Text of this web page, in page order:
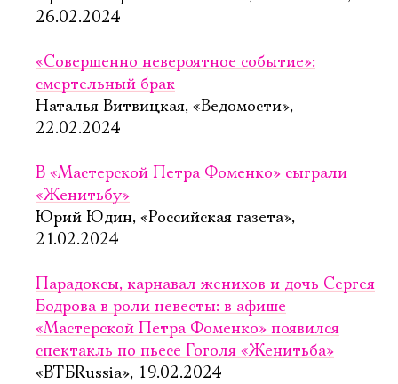
26.02.2024
«Совершенно невероятное событие»:
смертельный брак
Наталья Витвицкая, «Ведомости»,
22.02.2024
В «Мастерской Петра Фоменко» сыграли
«Женитьбу»
Юрий Юдин, «Российская газета»,
21.02.2024
Парадоксы, карнавал женихов и дочь Сергея
Бодрова в роли невесты: в афише
«Мастерской Петра Фоменко» появился
спектакль по пьесе Гоголя «Женитьба»
«ВТБRussia», 19.02.2024